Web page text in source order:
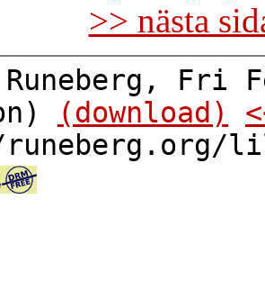
>> nästa
Fri
(download)